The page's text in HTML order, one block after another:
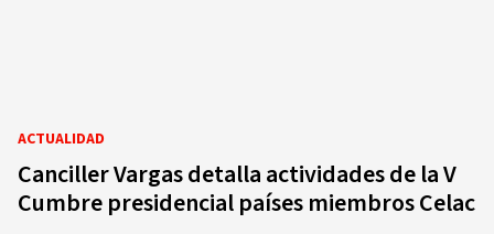
ACTUALIDAD
Canciller Vargas detalla actividades de la V
Cumbre presidencial países miembros Celac